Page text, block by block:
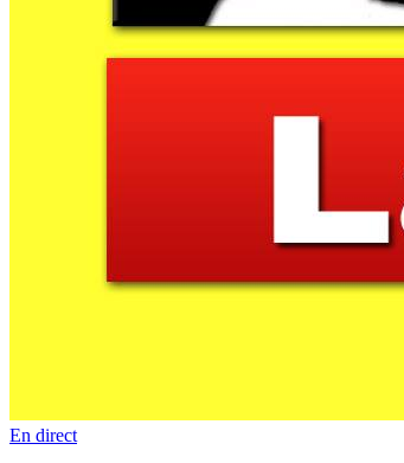
En direct